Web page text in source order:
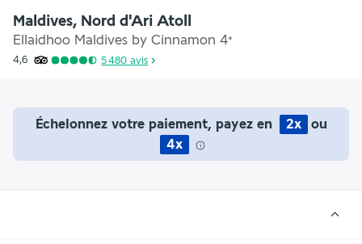
Maldives, Nord d'Ari Atoll
Ellaidhoo Maldives by Cinnamon 4*
4,6 5 480 avis
Échelonnez votre paiement, payez en 2x
ou
4x